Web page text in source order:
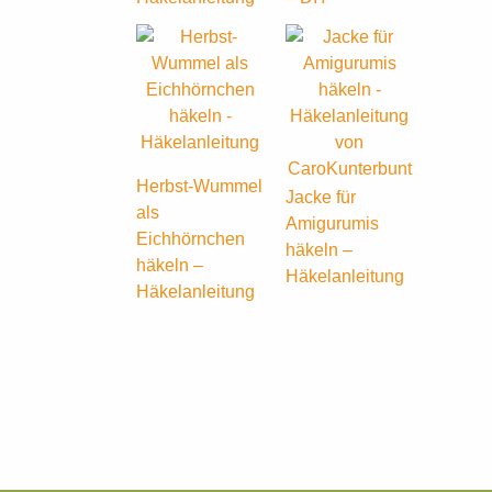
Herbst-Wummel
als
Eichhörnchen
häkeln –
Häkelanleitung
Jacke für
Amigurumis
häkeln –
Häkelanleitung